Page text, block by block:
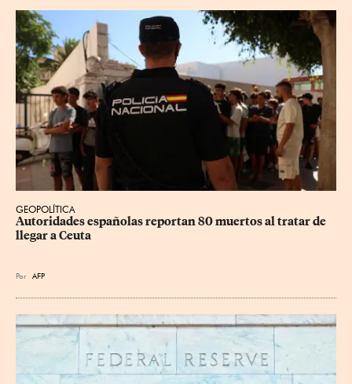
GEOPOLÍTICA
Autoridades españolas reportan 80 muertos al tratar de
llegar a Ceuta
Por AFP